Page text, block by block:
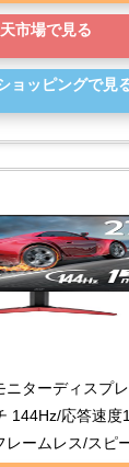
市場で見る
ョッピングで見
ターディスプ
144Hz/応答速度
ームレス/スピ